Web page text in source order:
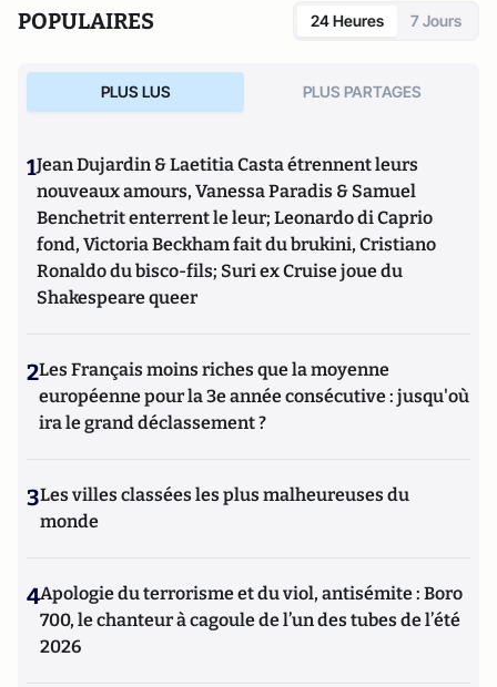
l’Académie des Sciences morales et politiques en
POPULAIRES 24 Heures 7 Jours
PLUS LUS PLUS PARTAGES
1Jean Dujardin & Laetitia Casta étrennent leurs
nouveaux amours, Vanessa Paradis & Samuel
Benchetrit enterrent le leur; Leonardo di Caprio
fond, Victoria Beckham fait du brukini, Cristiano
Ronaldo du bisco-fils; Suri ex Cruise joue du
Shakespeare queer
2Les Français moins riches que la moyenne
européenne pour la 3e année consécutive : jusqu'où
ira le grand déclassement ?
3Les villes classées les plus malheureuses du
monde
4Apologie du terrorisme et du viol, antisémite : Boro
700, le chanteur à cagoule de l’un des tubes de l’été
2026